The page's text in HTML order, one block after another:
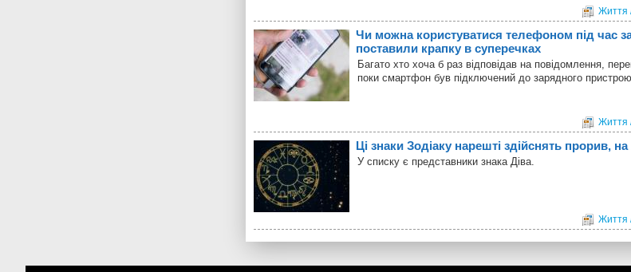
Життя
Чи можна користуватися телефоном під час
поставили крапку в суперечках
Багато хто хоча б раз відповідав на повідомлення,
поки смартфон був підключений до зарядного пристрою.
Життя
Ці знаки Зодіаку нарешті здійснять прорив,
У списку є представники знака Діва.
Життя